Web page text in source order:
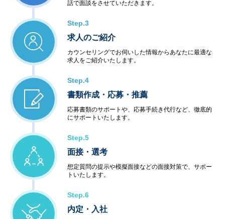
話で面談をさせていただきます。
Step.3
求人のご紹介
カウンセリングでお伺いした情報からあなたに最適な
求人をご紹介いたします。
Step.4
書類作成・応募・推薦
応募書類のサポートや、応募手続き代行など、徹底的
にサポートいたします。
Step.5
面接・選考
想定質問の提示や模擬面接などの面接対策で、サポー
トいたします。
Step.6
内定・入社